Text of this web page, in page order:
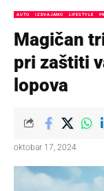
AUTO IZDVAJAMO LIFESTYLE
Magičan
pri zaštiti
lopova
oktobar 17, 2024